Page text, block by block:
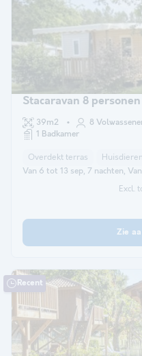
Stacaravan 8
39m2 8
1 Badkamer
Overdekt terras
Van 6 tot 13 sep, 7 nachten,
Excl.
Zie
Recent